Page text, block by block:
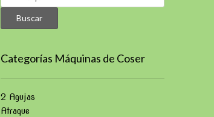
por:
Buscar
Categorías Máquinas de Coser
2 Agujas
Atraque